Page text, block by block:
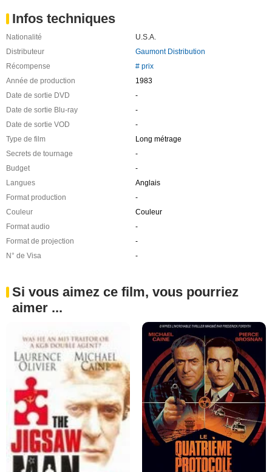
Infos techniques
Nationalité
U.S.A.
Distributeur
Gaumont Distribution
Récompense
# prix
Année de production
1983
Date de sortie DVD
-
Date de sortie Blu-ray
-
Date de sortie VOD
-
Type de film
Long métrage
Secrets de tournage
-
Budget
-
Langues
Anglais
Format production
-
Couleur
Couleur
Format audio
-
Format de projection
-
N° de Visa
-
Si vous aimez ce film, vous pourriez
aimer ...